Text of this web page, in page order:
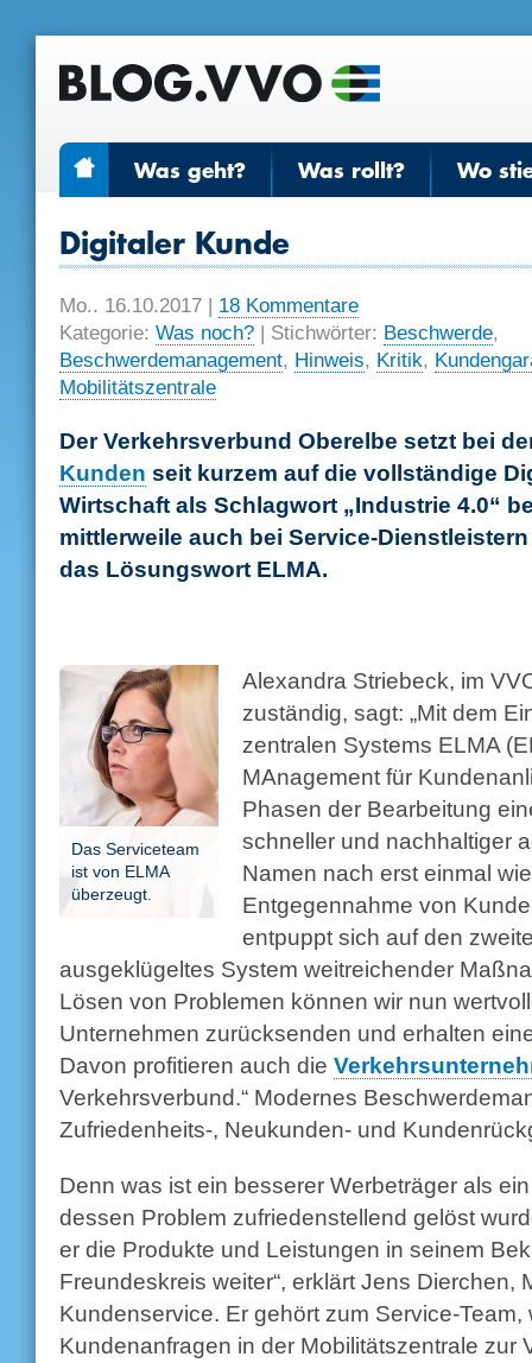
Was geht? Was rollt? Wo
Digitaler Kunde
Mo.. 16.10.2017 | 18 Kommentare
Kategorie: Was noch? | Stichwörter: Beschwerde,
Beschwerdemanagement, Hinweis, Kritik,
Mobilitätszentrale
Der Verkehrsverbund Oberelbe setzt bei
Kunden seit kurzem auf die vollständige
Wirtschaft als Schlagwort „Industrie 4.0“
mittlerweile auch bei Service-
das Lösungswort ELMA.
Das Serviceteam
ist von ELMA
überzeugt.
Alexandra Striebeck, im
zuständig, sagt: „Mit dem
zentralen Systems ELMA
MAnagement für
Phasen der Bearbeitung
schneller und nachhaltiger
Namen nach erst einmal
Entgegennahme von
entpuppt sich auf den
ausgeklügeltes System weitreichender
Lösen von Problemen können wir nun
Unternehmen zurücksenden und erhalten
Davon profitieren auch die
Verkehrsverbund.“ Modernes
Zufriedenheits-, Neukunden- und
Denn was ist ein besserer Werbeträger als
dessen Problem zufriedenstellend gelöst
er die Produkte und Leistungen in seinem
Freundeskreis weiter“, erklärt Jens Dierchen,
Kundenservice. Er gehört zum Service-Team,
Kundenanfragen in der Mobilitätszentrale zur